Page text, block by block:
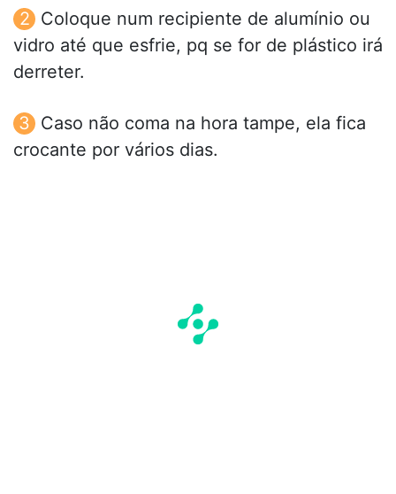
Coloque num recipiente de alumínio ou
vidro até que esfrie, pq se for de plástico irá
derreter.
Caso não coma na hora tampe, ela fica
crocante por vários dias.